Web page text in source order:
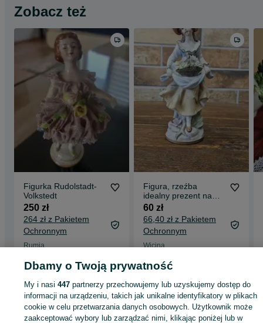
Zobacz też
Figurka Rudolstadt-
Volkstedt
250 zł
264 zł z Pakietem
Ochronnym
Rumia
Figura, rzeźba
idealny prezent na
święta
60 zł
66,40 zł z Pakietem
Ochronnym
Wicina
Strona główna Antyki i Kolekcje Antyki Stara porcelana Figurki
Figurki -
Mazowieckie
Figurki - Grodzisk Mazowiecki
Dbamy o Twoją prywatność
My i nasi447 partnerzy przechowujemy lub uzyskujemy dostęp do
informacji na urządzeniu, takich jak unikalne identyfikatory w plikach
cookie w celu przetwarzania danych osobowych. Użytkownik może
zaakceptować wybory lub zarządzać nimi, klikając poniżej lub w